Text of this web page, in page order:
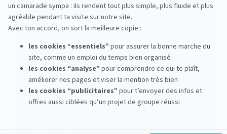
journalisme sportif de presse écrite
lire la suite